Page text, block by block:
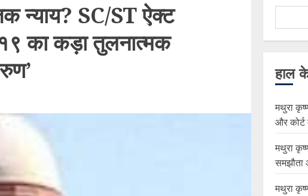
न्याय? SC/ST ऐक्ट
का कड़ा तुलनात्मक
हाल
मथुरा
और
मथुरा
समझौता
मथुरा